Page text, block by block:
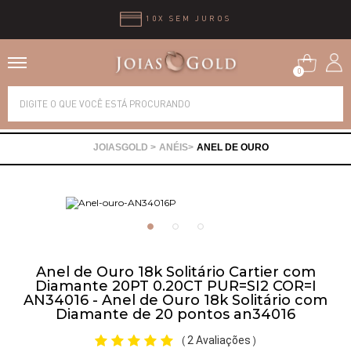
10X SEM JUROS
0
ANÉIS ANEL DE OURO
Anel de Ouro 18k Solitário Cartier com
Diamante 20PT 0.20CT PUR=SI2 COR=I
AN34016 - Anel de Ouro 18k Solitário com
Diamante de 20 pontos an34016
( 2 Avaliações )
Alianças
Brincos
Gargantilhas